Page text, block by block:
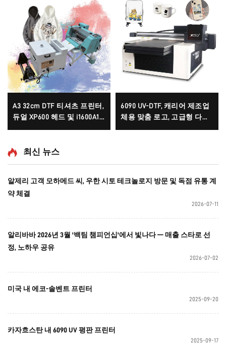
A3 32cm DTF 티셔츠 프린터,
듀얼 XP600 헤드 및 i1600A1
6090 UV-DTF, 캐리어 제조업
체용 맞춤 로고, 고급형 다기
최신 뉴스
알제리 고객 모하메드 씨, 우한 시토 테크놀로지 방문 및 독점 유통 계
약 체결
2026-07-11
알리바바 2026년 3월 '백팀 챔피언십'에서 빛나다 — 매출 스타로 선
정, 노하우 공유
2026-07-02
미국 내 에코-솔벤트 프린터
2025-09-20
카자흐스탄 내 6090 UV 평판 프린터
2025-09-17